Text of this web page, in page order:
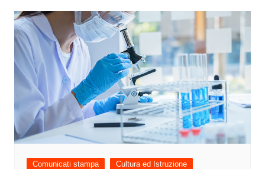
Comunicati stampa Cultura ed Istruzione